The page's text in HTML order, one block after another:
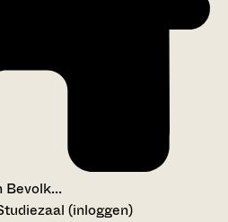
Bevolk...
(inloggen)